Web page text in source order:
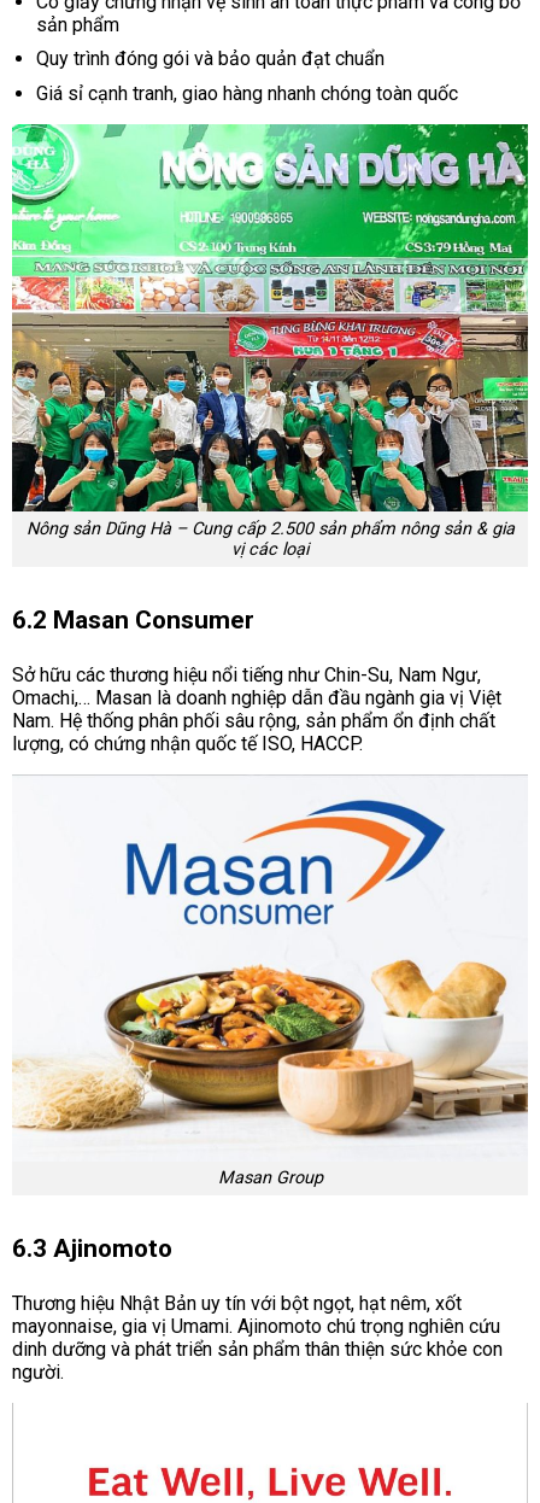
sản phẩm
Quy trình đóng gói và bảo quản đạt chuẩn
Giá sỉ cạnh tranh, giao hàng nhanh chóng toàn quốc
Nông sản Dũng Hà – Cung cấp 2.500 sản phẩm nông sản & gia
vị các loại
6.2 Masan Consumer
Sở hữu các thương hiệu nổi tiếng như Chin-Su, Nam Ngư,
Omachi,… Masan là doanh nghiệp dẫn đầu ngành gia vị Việt
Nam. Hệ thống phân phối sâu rộng, sản phẩm ổn định chất
lượng, có chứng nhận quốc tế ISO, HACCP.
Masan Group
6.3 Ajinomoto
Thương hiệu Nhật Bản uy tín với bột ngọt, hạt nêm, xốt
mayonnaise, gia vị Umami. Ajinomoto chú trọng nghiên cứu
dinh dưỡng và phát triển sản phẩm thân thiện sức khỏe con
người.